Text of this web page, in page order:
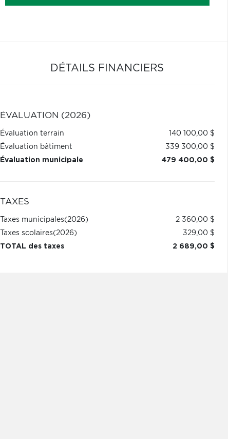
DÉTAILS FINANCIERS
ÉVALUATION (2026)
Évaluation terrain
140 100,00 $
Évaluation bâtiment
339 300,00 $
Évaluation municipale
479 400,00 $
TAXES
Taxes municipales(2026)
2 360,00 $
Taxes scolaires(2026)
329,00 $
TOTAL des taxes
2 689,00 $